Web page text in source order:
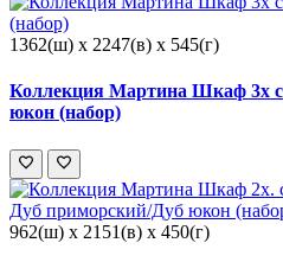
1362(ш) x 2247(в) x 545(г)
Коллекция Мартина Шкаф 3х
юкон (набор)
962(ш) x 2151(в) x 450(г)